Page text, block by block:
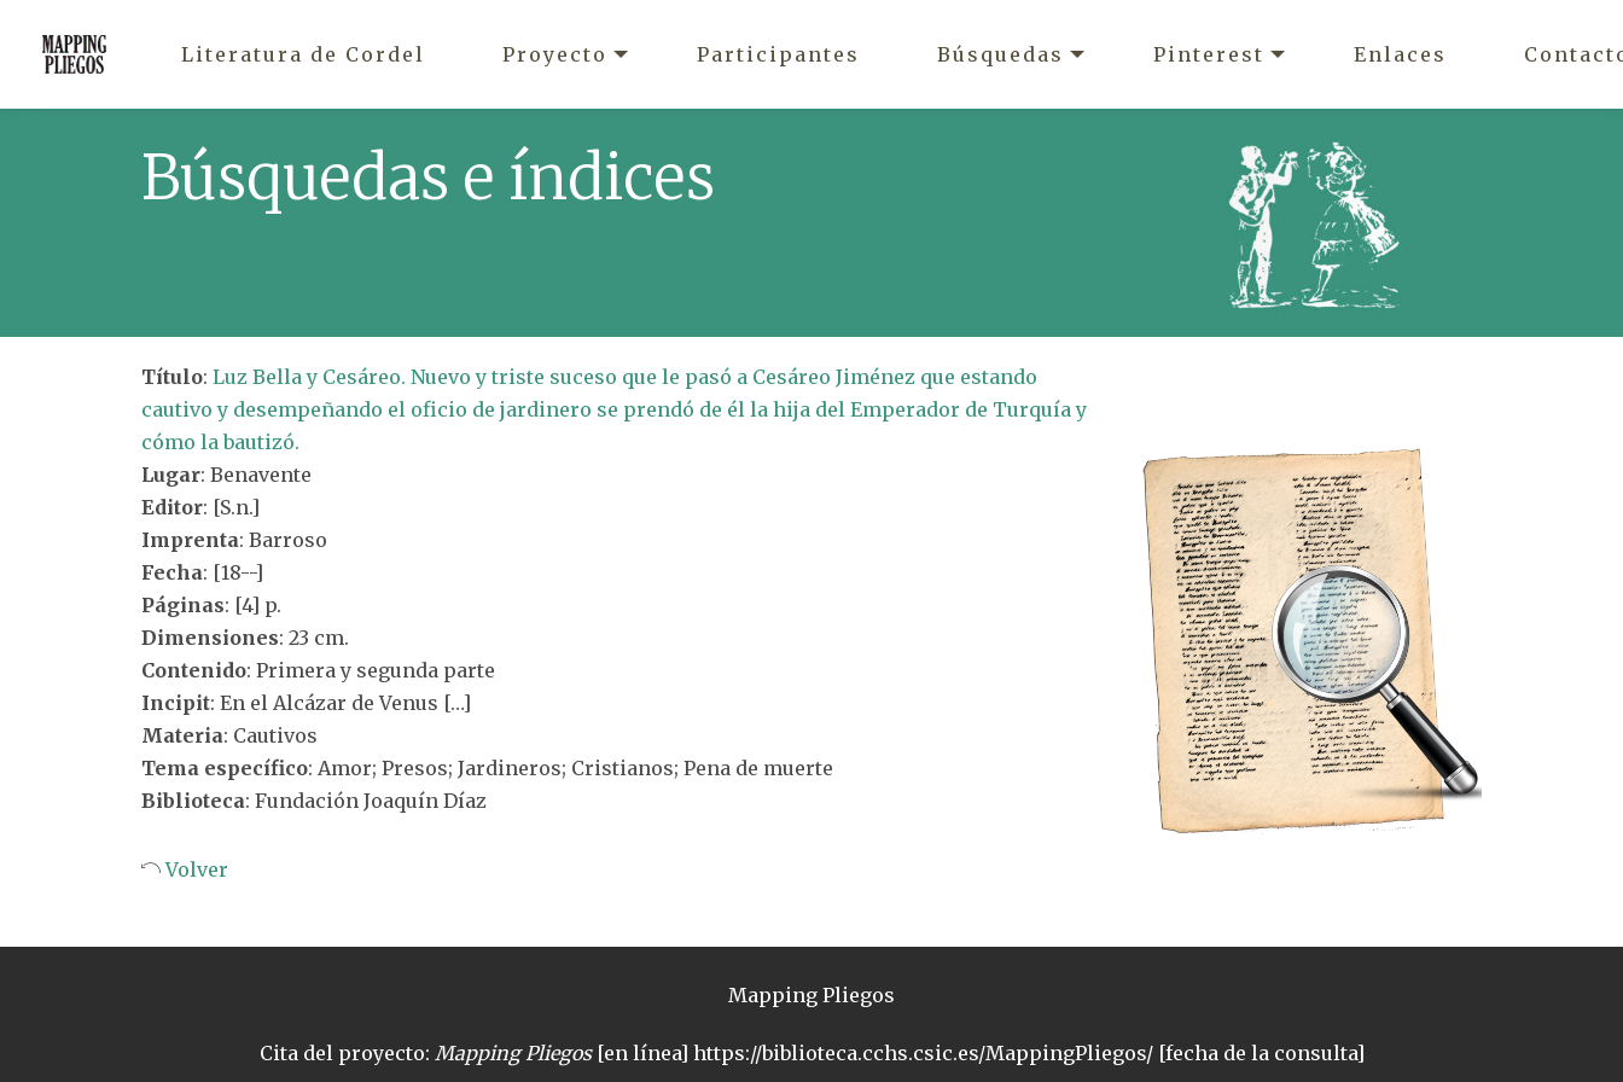
Literatura de Cordel Proyecto Participantes Búsquedas Pinterest Enlaces
Búsquedas e índices
Título: Luz Bella y Cesáreo. Nuevo y triste suceso que le pasó a Cesáreo Jiménez que estando
cautivo y desempeñando el oficio de jardinero se prendó de él la hija del Emperador de Turquía y
cómo la bautizó.
Lugar: Benavente
Editor: [S.n.]
Imprenta: Barroso
Fecha: [18--]
Páginas: [4] p.
Dimensiones: 23 cm.
Contenido: Primera y segunda parte
Incipit: En el Alcázar de Venus […]
Materia: Cautivos
Tema específico: Amor; Presos; Jardineros; Cristianos; Pena de muerte
Biblioteca: Fundación Joaquín Díaz
Volver
Mapping Pliegos
Cita del proyecto: Mapping Pliegos[en línea] https://biblioteca.cchs.csic.es/MappingPliegos/ [fecha de la consulta]